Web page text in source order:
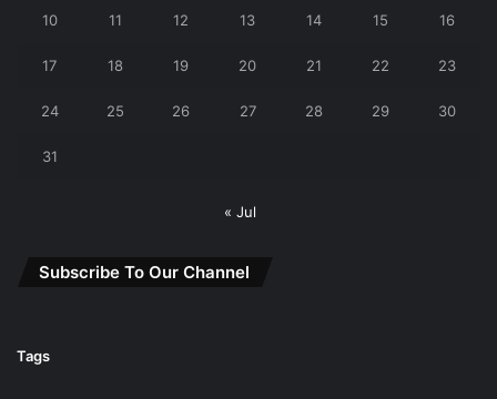
10 11 12 13 14 15 16
17 18 19 20 21 22 23
24 25 26 27 28 29 30
31
« Jul
Subscribe To Our Channel
Tags